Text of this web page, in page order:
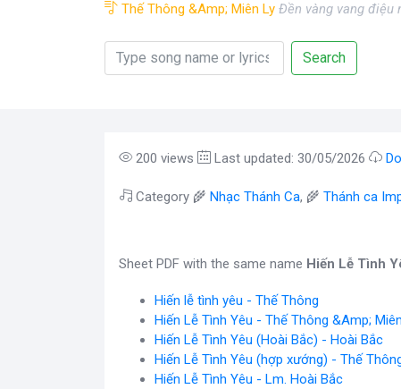
Thế Thông &Amp; Miên Ly Đền vàng vang điệu
Search
200 views Last updated: 30/05/2026
Category 🌾 Nhạc Thánh Ca, 🌾 Thánh ca
Sheet PDF with the same name Hiến Lễ Tình
Hiến lễ tình yêu - Thế Thông
Hiến Lễ Tình Yêu - Thế Thông &Amp;
Hiến Lễ Tình Yêu (Hoài Bắc) - Hoài Bắc
Hiến Lễ Tình Yêu (hợp xướng) - Thế
Hiến Lễ Tình Yêu - Lm. Hoài Bắc